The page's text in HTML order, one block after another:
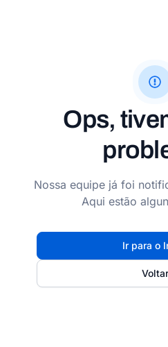
Ops,
Nossa equipe já foi
Aqui estão
Ir para o
Voltar